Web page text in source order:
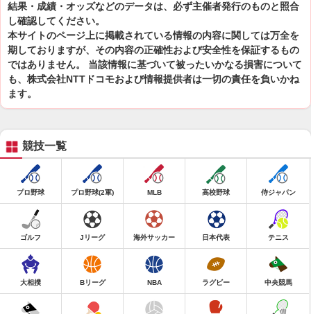
結果・成績・オッズなどのデータは、必ず主催者発行のものと照合
し確認してください。
本サイトのページ上に掲載されている情報の内容に関しては万全を
期しておりますが、その内容の正確性および安全性を保証するもの
ではありません。 当該情報に基づいて被ったいかなる損害について
も、株式会社NTTドコモおよび情報提供者は一切の責任を負いかね
ます。
競技一覧
プロ野球 プロ野球(2軍) MLB 高校野球 侍ジャパン
ゴルフ Jリーグ 海外サッカー 日本代表 テニス
大相撲 Bリーグ NBA ラグビー 中央競馬